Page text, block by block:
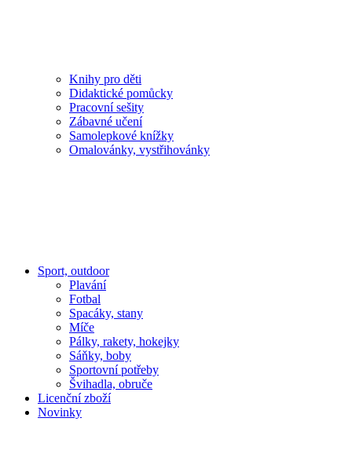
Knihy pro děti
Didaktické pomůcky
Pracovní sešity
Zábavné učení
Samolepkové knížky
Omalovánky, vystřihovánky
Sport, outdoor
Plavání
Fotbal
Spacáky, stany
Míče
Pálky, rakety, hokejky
Sáňky, boby
Sportovní potřeby
Švihadla, obruče
Licenční zboží
Novinky